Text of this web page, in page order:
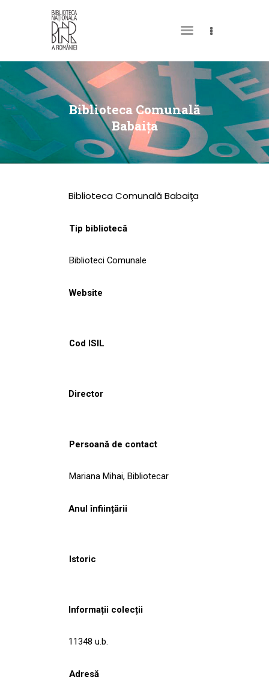
Biblioteca Comunală
Babaiţa
DESPRE NOI
PERMISUL MEU DE
BIBLIOTECĂ
CATALOAGE ȘI
COLECȚII
CULTURALE
NOUTĂȚI
Biblioteca Comunală Babaiţa
Tip bibliotecă
Biblioteci Comunale
Website
Cod ISIL
Director
Persoană de contact
Mariana Mihai, Bibliotecar
Anul înființării
Istoric
Informații colecții
11348 u.b.
Adresă